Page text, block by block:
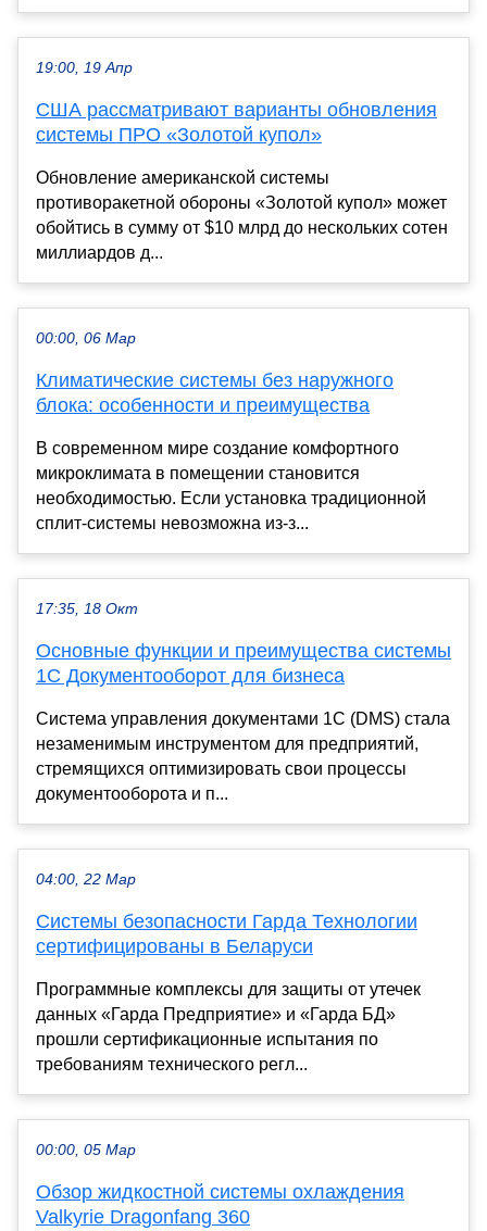
19:00, 19 Апр
США рассматривают варианты обновления
системы ПРО «Золотой купол»
Обновление американской системы
противоракетной обороны «Золотой купол» может
обойтись в сумму от $10 млрд до нескольких сотен
миллиардов д...
00:00, 06 Мар
Климатические системы без наружного
блока: особенности и преимущества
В современном мире создание комфортного
микроклимата в помещении становится
необходимостью. Если установка традиционной
сплит-системы невозможна из-з...
17:35, 18 Окт
Основные функции и преимущества системы
1С Документооборот для бизнеса
Система управления документами 1С (DMS) стала
незаменимым инструментом для предприятий,
стремящихся оптимизировать свои процессы
документооборота и п...
04:00, 22 Мар
Системы безопасности Гарда Технологии
сертифицированы в Беларуси
Программные комплексы для защиты от утечек
данных «Гарда Предприятие» и «Гарда БД»
прошли сертификационные испытания по
требованиям технического регл...
00:00, 05 Мар
Обзор жидкостной системы охлаждения
Valkyrie Dragonfang 360